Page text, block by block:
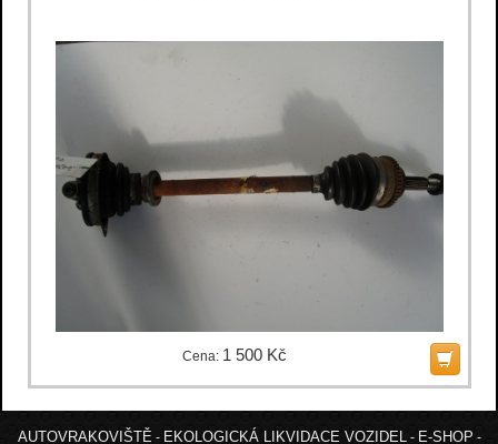
Cena: 1 500 Kč
AUTOVRAKOVIŠTĚ - EKOLOGICKÁ LIKVIDACE VOZIDEL - E-SHOP -